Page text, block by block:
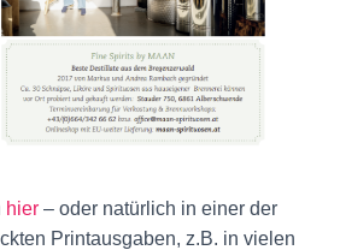
hier – oder natürlich in einer der
Printausgaben, z.B. in vielen